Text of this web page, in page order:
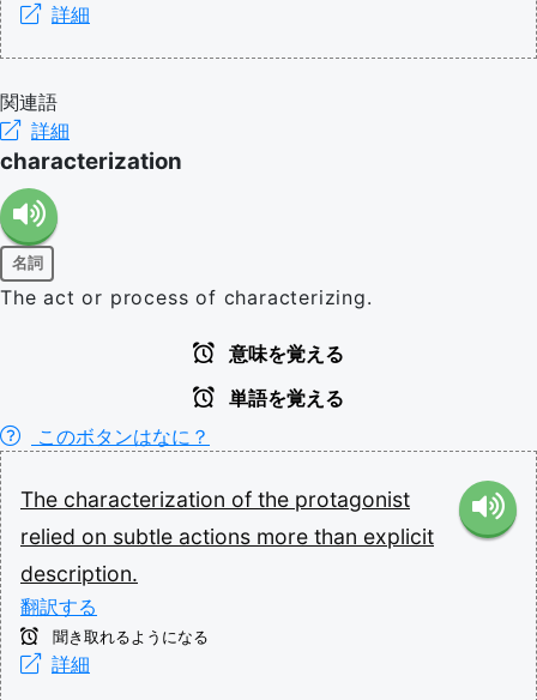
詳細
関連語
詳細
characterization
名詞
The act or process of characterizing.
意味を覚える
単語を覚える
このボタンはなに？
The characterization of the protagonist
relied on subtle actions more than explicit
description.
翻訳する
聞き取れるようになる
詳細